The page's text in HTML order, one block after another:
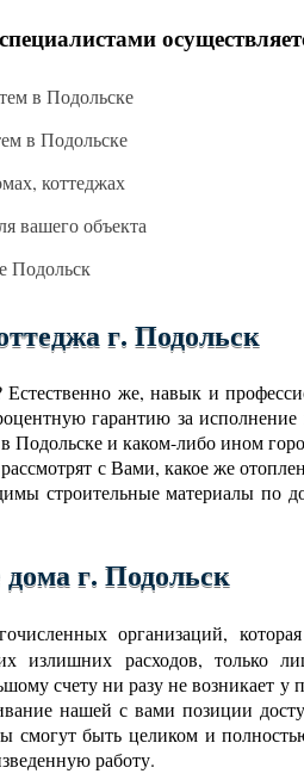
в Подольске
в Подольске
коттеджах
вашего объекта
Подольск
г. Подольск
же, навык и
гарантию за
в Подольске и каком-либо ином
с Вами, какое же
строительные материалы по
г. Подольск
организаций,
излишних расходов, только
счету ни разу не возникает
нашей с вами позиции
смогут быть целиком и
работу.